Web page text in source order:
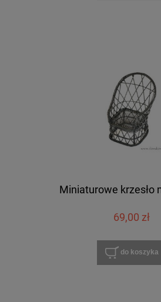
Miniaturowe krzesło
69,00 zł
do koszyka